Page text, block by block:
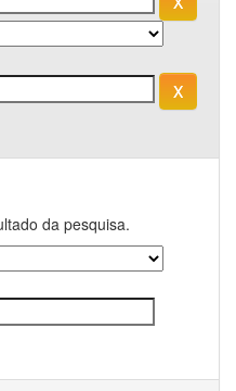
da pesquisa.